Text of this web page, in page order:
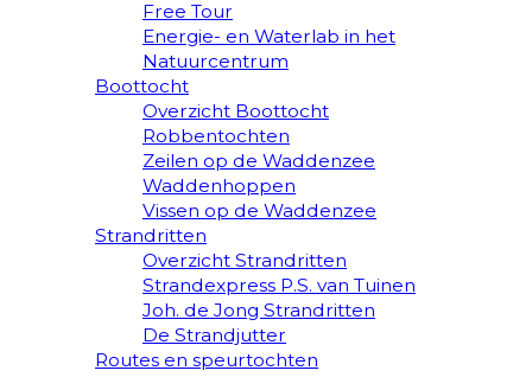
Free Tour
Energie- en Waterlab in het
Natuurcentrum
Boottocht
Overzicht Boottocht
Robbentochten
Zeilen op de Waddenzee
Waddenhoppen
Vissen op de Waddenzee
Strandritten
Overzicht Strandritten
Strandexpress P.S. van Tuinen
Joh. de Jong Strandritten
De Strandjutter
Routes en speurtochten